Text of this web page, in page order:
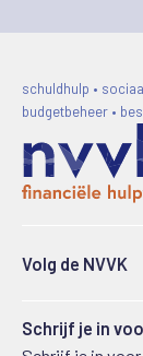
schuldhulp •
budgetbeheer •
Volg de NVVK
Schrijf je in